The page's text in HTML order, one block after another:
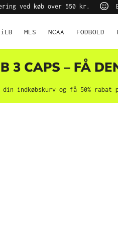
ved køb over 550 kr.
MLS NCAA FODBOLD
3 CAPS – FÅ
indkøbskurv og få 50%